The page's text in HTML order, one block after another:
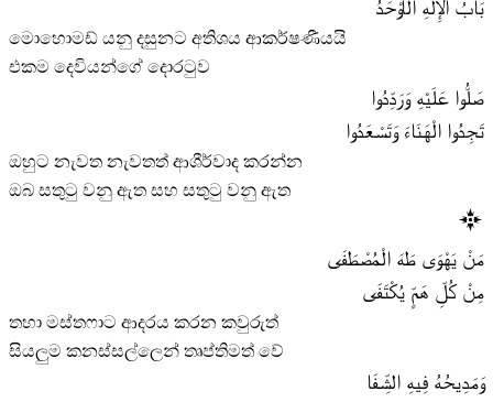
بَابُ الإِلَهِ الْأوْحَدُ
මොහොමඩ් යනු දසුනට අතිශය ආකර්ෂණීයයි
එකම දෙවියන්ගේ දොරටුව
صَلُّوا عَلَيْهِ وَرَدِّدُوا
تَجِدُوا الْهَنَاءَ وَتَسْعَدُوا
ඔහුට නැවත නැවතත් ආශීර්වාද කරන්න
ඔබ සතුටු වනු ඇත සහ සතුටු වනු ඇත
مَنْ يَهْوَى طَهَ الْمُصْطَفَى
مِنْ كُلِّ هَمٍّ يُكْتَفَى
තහා මස්තෆාට ආදරය කරන කවුරුත්
සියලුම කනස්සල්ලෙන් තෘප්තිමත් වේ
وَمَدِيحُهُ فِيهِ الشِّفَا